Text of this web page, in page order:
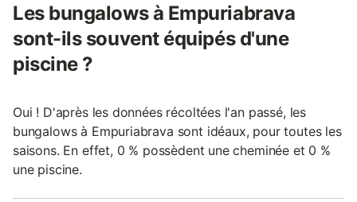
Les bungalows à Empuriabrava
sont-ils souvent équipés d'une
piscine ?
Oui ! D'après les données récoltées l'an passé, les
bungalows à Empuriabrava sont idéaux, pour toutes les
saisons. En effet, 0 % possèdent une cheminée et 0 %
une piscine.